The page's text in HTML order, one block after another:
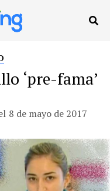
‘pre-fama’
8 de mayo de 2017